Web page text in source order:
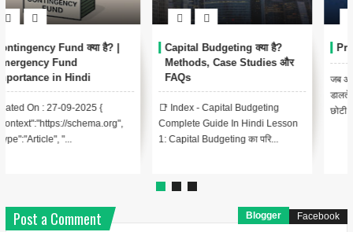
Professional tax क्या है?
जब आप अपने Salary Slip पर एक नज़र
डालते हैं, तो आप उस पर उल्लिखित एक
छोटी कटौती के साथ-साथ एचआरए, वा...
Savings Bank Interest पर
Income Tax क्या है?
बचत खाते लोगों के लिए अपने अतिरिक्त पैसे
को अलग रखने के सर्वोत्तम तरीकों में से एक
है। एक बचत खाता न...
Post a Comment Blogger Facebook